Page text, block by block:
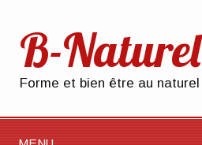
B-Naturel
Forme et bien être au naturel